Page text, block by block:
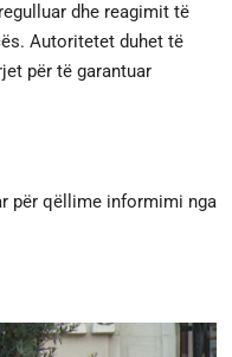
dhe reagimit të
Autoritetet duhet të
për të garantuar
për qëllime informimi nga